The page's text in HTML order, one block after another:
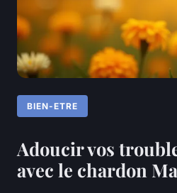
BIEN-ETRE
Adoucir vos
avec le chardon